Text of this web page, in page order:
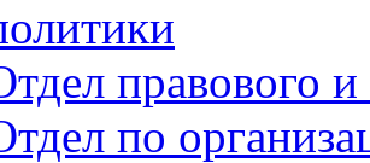
правового
по